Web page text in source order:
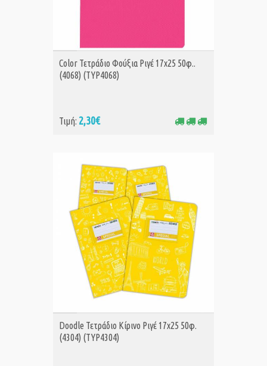
ΑΓΟΡΑ
Color Τετράδιο Φούξια Ριγέ 17x25 50φ..
(4068) (TYP4068)
Τιμή: 2,30€
ΑΓΟΡΑ
Doodle Τετράδιο Κίρινο Ριγέ 17x25 50φ.
(4304) (TYP4304)